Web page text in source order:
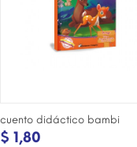
cuento didáctico bambi
$ 1,80